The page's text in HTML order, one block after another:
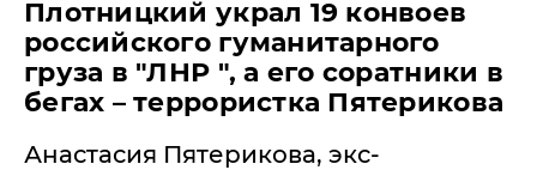
Плотницкий украл 19 конвоев
российского гуманитарного
груза в "ЛНР ", а его соратники в
бегах – террористка Пятерикова
Анастасия Пятерикова, экс-